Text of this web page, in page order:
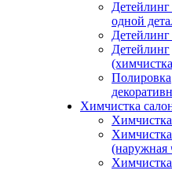
одной
Детейлинг
Полировка
Химчистка
(наружная